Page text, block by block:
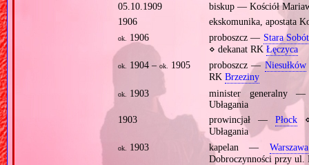
05.10.1909
biskup — Kościół
1906
ekskomunika, apostata
ok. 1906 proboszcz — Stara
⋄ dekanat RK Łęczyca
ok. 1904 –ok. 1905 proboszcz — Niesułków
RK Brzeziny
ok. 1903
minister generalny —
Ubłagania
1903
prowincjał —Płock
Ubłagania
ok. 1903 kapelan — Warszawa
Dobroczynności przy